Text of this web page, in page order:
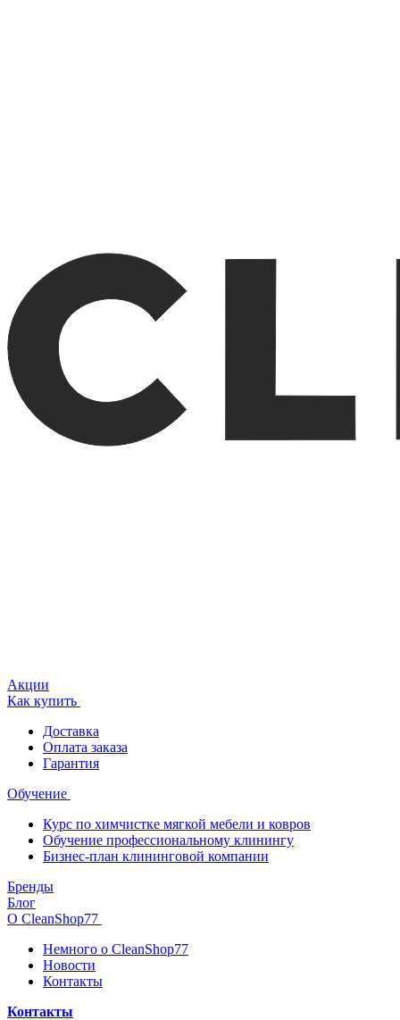
Акции
Как купить
Доставка
Оплата заказа
Гарантия
Обучение
Курс по химчистке мягкой мебели и ковров
Обучение профессиональному клинингу
Бизнес-план клининговой компании
Бренды
Блог
О CleanShop77
Немного о CleanShop77
Новости
Контакты
Контакты